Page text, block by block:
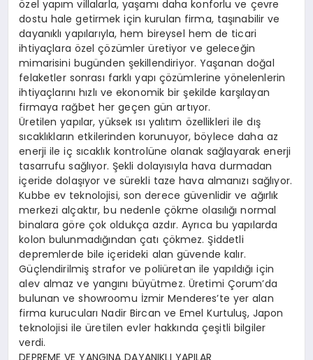
SPOR
YAŞAM
DIĞER
özel yapım villalarla, yaşamı daha konforlu ve çevre
dostu hale getirmek için kurulan firma, taşınabilir ve
dayanıklı yapılarıyla, hem bireysel hem de ticari
ihtiyaçlara özel çözümler üretiyor ve geleceğin
mimarisini bugünden şekillendiriyor. Yaşanan doğal
felaketler sonrası farklı yapı çözümlerine yönelenlerin
ihtiyaçlarını hızlı ve ekonomik bir şekilde karşılayan
firmaya rağbet her geçen gün artıyor.
Üretilen yapılar, yüksek ısı yalıtım özellikleri ile dış
sıcaklıkların etkilerinden korunuyor, böylece daha az
enerji ile iç sıcaklık kontrolüne olanak sağlayarak enerji
tasarrufu sağlıyor. Şekli dolayısıyla hava durmadan
içeride dolaşıyor ve sürekli taze hava almanızı sağlıyor.
Kubbe ev teknolojisi, son derece güvenlidir ve ağırlık
merkezi alçaktır, bu nedenle çökme olasılığı normal
binalara göre çok oldukça azdır. Ayrıca bu yapılarda
kolon bulunmadığından çatı çökmez. Şiddetli
depremlerde bile içerideki alan güvende kalır.
Güçlendirilmiş strafor ve poliüretan ile yapıldığı için
alev almaz ve yangını büyütmez. Üretimi Çorum’da
bulunan ve showroomu İzmir Menderes’te yer alan
firma kurucuları Nadir Bircan ve Emel Kurtuluş, Japon
teknolojisi ile üretilen evler hakkında çeşitli bilgiler
verdi.